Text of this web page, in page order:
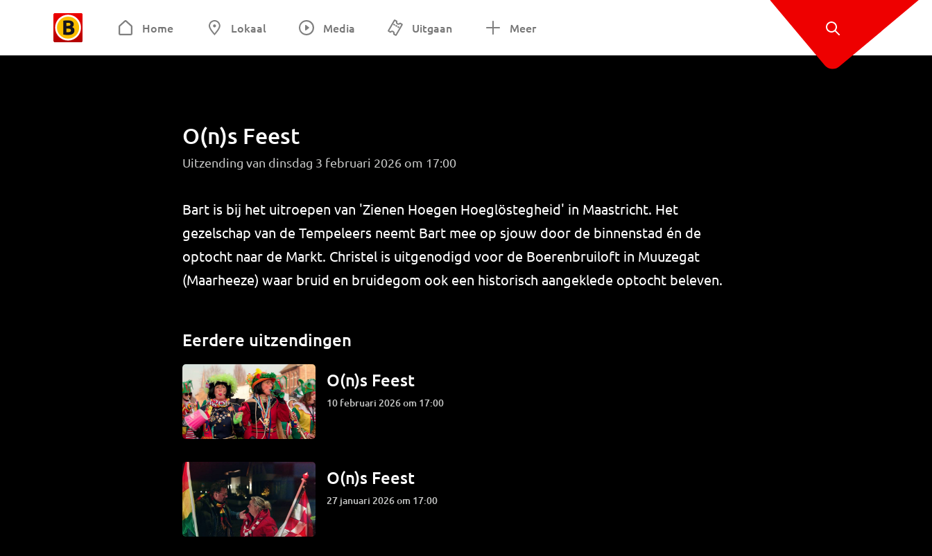
Home Lokaal Media Uitgaan Meer
O(n)s Feest
Uitzending van dinsdag 3 februari 2026 om 17:00
Bart is bij het uitroepen van 'Zienen Hoegen Hoeglöstegheid' in Maastricht. Het
gezelschap van de Tempeleers neemt Bart mee op sjouw door de binnenstad én de
optocht naar de Markt. Christel is uitgenodigd voor de Boerenbruiloft in Muuzegat
(Maarheeze) waar bruid en bruidegom ook een historisch aangeklede optocht beleven.
Eerdere uitzendingen
O(n)s Feest
10 februari 2026 om 17:00
O(n)s Feest
27 januari 2026 om 17:00